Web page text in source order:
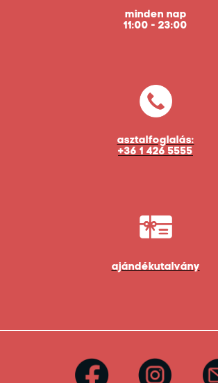
minden nap
11:00 - 23:00
asztalfoglalás:
+36 1 426 5555
ajándékutalvány